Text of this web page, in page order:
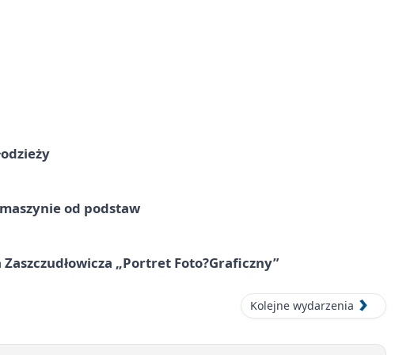
od podstaw
„Portret Foto?Graficzny”
Kolejne wydarzenia